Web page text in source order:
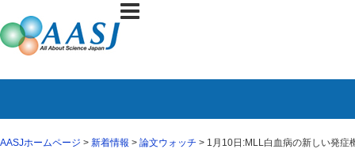
AASJホームページ > 新着情報 > 論文ウォッチ > 1月10日:MLL白血病の新しい発